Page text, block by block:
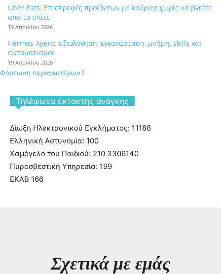
Uber Eats: Επιστροφές προϊόντων με κούριερ χωρίς να βγείτε
από το σπίτι
19 Απριλίου 2026
Hermes Agent: αξιολόγηση, εγκατάσταση, μνήμη, skills και
αυτοματισμοί
19 Απριλίου 2026
Φόρτωση περισσοτέρων
Tηλέφωνα έκτακτης ανάγκης
Δίωξη Ηλεκτρονικού Εγκλήματος: 11188
Ελληνική Αστυνομία: 100
Χαμόγελο του Παιδιού: 210 3306140
Πυροσβεστική Υπηρεσία: 199
ΕΚΑΒ 166
Σχετικά με εμάς